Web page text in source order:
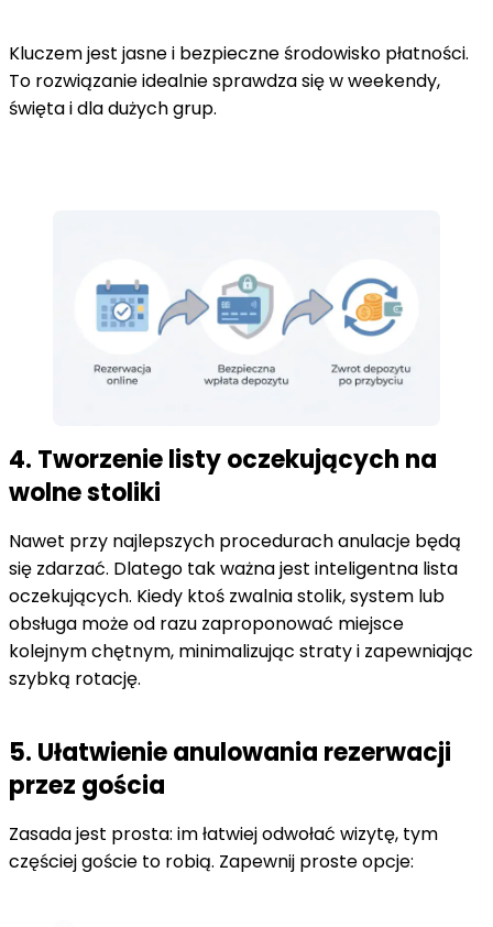
Kluczem jest jasne i bezpieczne środowisko płatności.
To rozwiązanie idealnie sprawdza się w weekendy,
święta i dla dużych grup.
4. Tworzenie listy oczekujących na
wolne stoliki
Nawet przy najlepszych procedurach anulacje będą
się zdarzać. Dlatego tak ważna jest inteligentna lista
oczekujących. Kiedy ktoś zwalnia stolik, system lub
obsługa może od razu zaproponować miejsce
kolejnym chętnym, minimalizując straty i zapewniając
szybką rotację.
5. Ułatwienie anulowania rezerwacji
przez gościa
Zasada jest prosta: im łatwiej odwołać wizytę, tym
częściej goście to robią. Zapewnij proste opcje: